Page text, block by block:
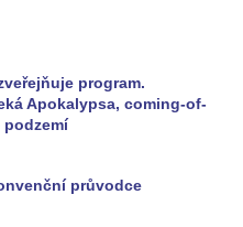
svatého
vrchu ve
v Čechách
program.
Apokalypsa, coming-of-
podzemí
průvodce